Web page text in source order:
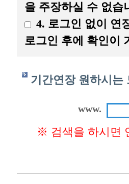
을 주장하실 수 없습
4. 로그인 없이 연
로그인 후에 확인이
기간연장 원하시는
www.
※ 검색을 하시면